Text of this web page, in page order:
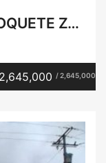
23 HECTARES EN ALTO BOQUETE ZONA RESIDENCIAL
/ 2,645,000